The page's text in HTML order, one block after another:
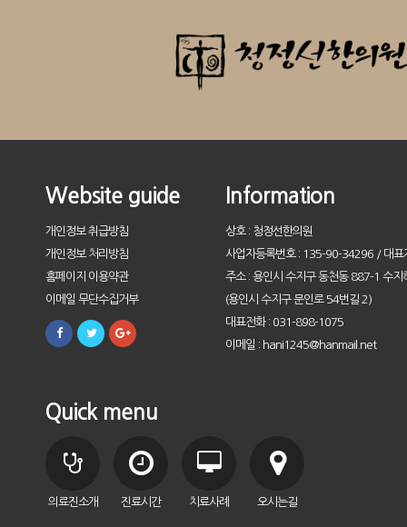
Website guide
개인정보 취급방침
개인정보 처리방침
홈페이지 이용약관
이메일 무단수집거부
Information
상호 : 청정선한의원
사업자등록번호 : 135-90-34296 / 대표
주소 : 용인시 수지구 동천동 887-1 수지
(용인시 수지구 문인로 54번길 2)
대표전화 : 031-898-1075
이메일 : hani1245@hanmail.net
Quick menu
의료진소개 진료시간 치료사례 오시는길